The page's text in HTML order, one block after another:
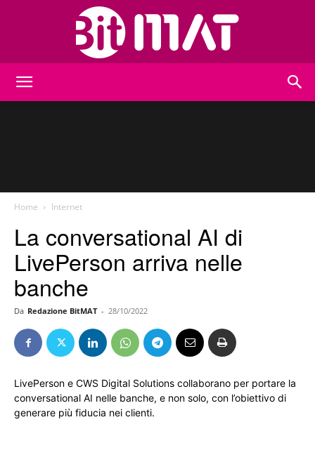
Home Internet
La conversational AI di
LivePerson arriva nelle
banche
Da Redazione BitMAT - 28/10/2022
LivePerson e CWS Digital Solutions collaborano per portare la
conversational AI nelle banche, e non solo, con l’obiettivo di
generare più fiducia nei clienti.